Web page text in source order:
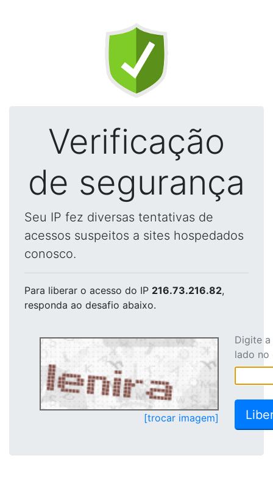
Verificação
de segurança
Seu IP fez diversas tentativas de
acessos suspeitos a sites hospedados
conosco.
Para liberar o acesso do IP 216.73.216.82,
responda ao desafio abaixo.
[trocar imagem]
Digite
lado no